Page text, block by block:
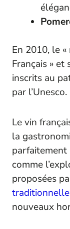
En 2010, le
Français »
inscrits au
par l’Unesco.
Le vin
la
parfaitement
comme
proposées
traditionnelle
nouveaux